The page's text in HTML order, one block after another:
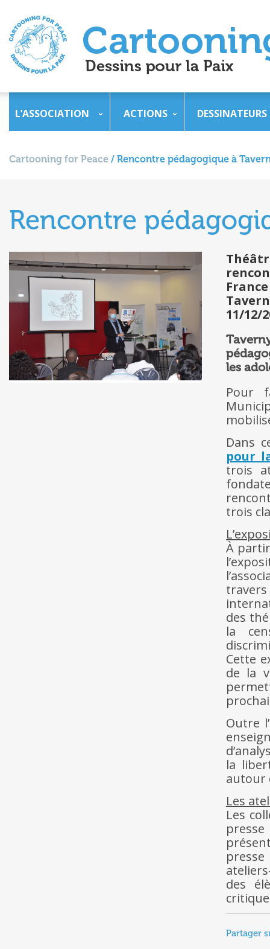
L’ASSOCIATION ACTIONS DESSINATEURS
Cartooning for Peace / Rencontre pédagogique à
Rencontre
France
11/12/
les
Pour
Dans
pour
trois
trois
À
des
la
Cette
de la
Outre
la
autour
Les
Les
des
Partager